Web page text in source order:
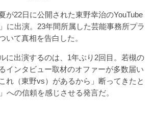
が22日に公開された東野幸治のYouTube
に出演。23年間所属した芸能事務所プラ
いて真相を告白した。
に出演するのは、1年ぶり2回目。若槻の
インタビュー取材のオファーが多数届い
れ（東野vs）があるから」断ってきたと
への信頼を感じさせる発言だ。